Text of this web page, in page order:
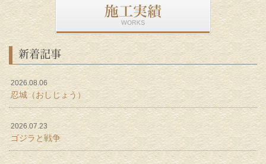
新着記事
2026.08.06
忍城（おしじょう）
2026.07.23
ゴジラと戦争